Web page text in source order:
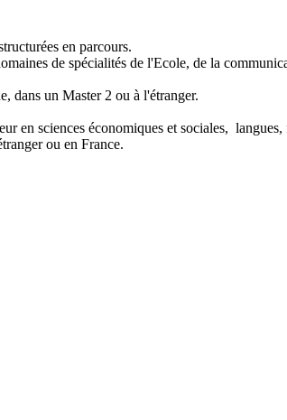
en parcours.
de spécialités de l'Ecole, de la
dans un Master 2 ou à l'étranger.
en sciences économiques et sociales,
ou en France.